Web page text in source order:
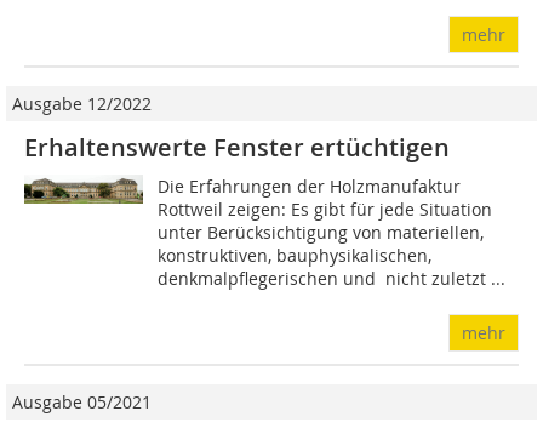
mehr
Ausgabe 12/2022
Erhaltenswerte Fenster ertüchtigen
Die Erfahrungen der Holzmanufaktur
Rottweil zeigen: Es gibt für jede Situation
unter Berücksichtigung von materiellen,
konstruktiven, bauphysikalischen,
denkmalpflegerischen und  nicht zuletzt ...
mehr
Ausgabe 05/2021